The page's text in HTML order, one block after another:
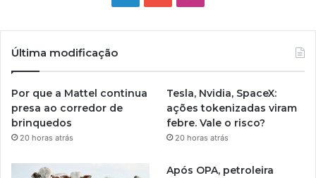
Última modificação
Por que a Mattel continua
presa ao corredor de
brinquedos
20 horas atrás
Tesla, Nvidia, SpaceX:
ações tokenizadas viram
febre. Vale o risco?
20 horas atrás
Após OPA, petroleira